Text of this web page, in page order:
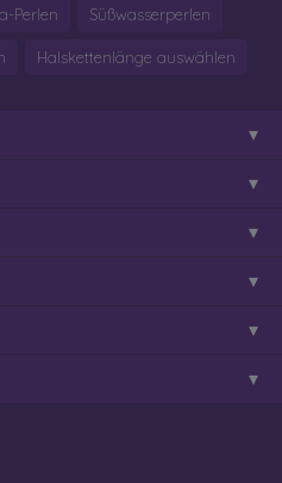
Perlen Süßwasserperlen
Halskettenlänge auswählen